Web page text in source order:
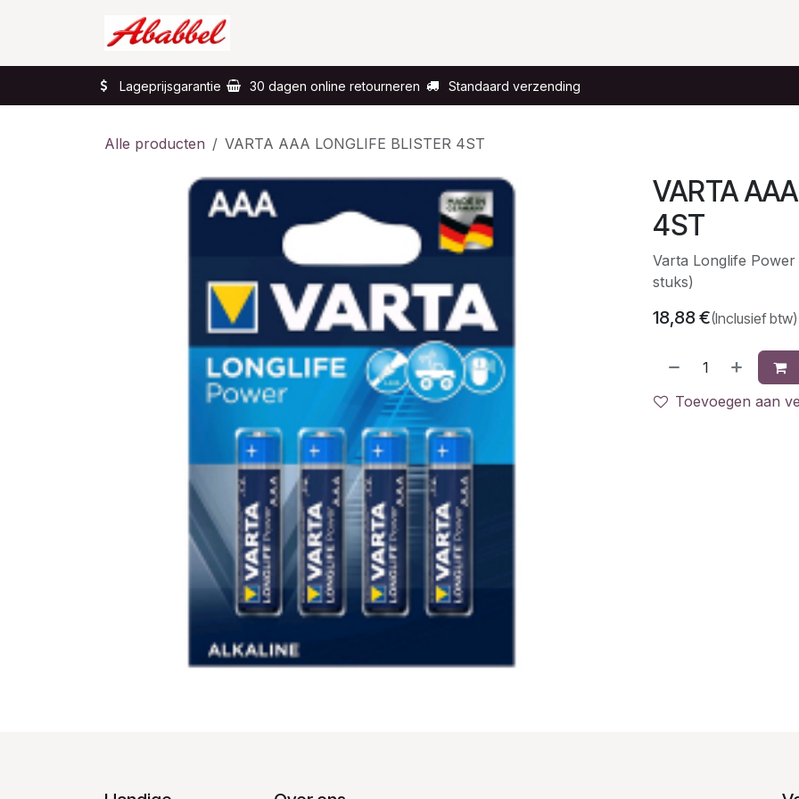
Lageprijsgarantie 30 dagen online retourneren Standaard verzending
Alle producten VARTA AAA LONGLIFE BLISTER 4ST
VARTA
4ST
Varta Longlife
stuks)
18,88€(Inclusief btw)
Toevoegen aan